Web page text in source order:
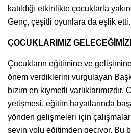
katıldığı etkinlikte çocuklarla
Genç, çeşitli oyunlara da eşlik etti.
ÇOCUKLARIMIZ
Çocukların eğitimine ve
önem verdiklerini vurgulayan
bizim en kıymetli varlıklarımızdır.
yetişmesi, eğitim hayatlarında
yönden gelişmeleri için
şeyin yolu eğitimden geçiyor. Bu